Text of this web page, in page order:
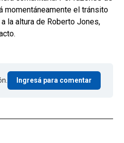
momentáneamente el tránsito
la altura de Roberto Jones,
Ingresá para comentar